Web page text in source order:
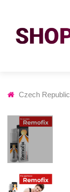
Czech Republic